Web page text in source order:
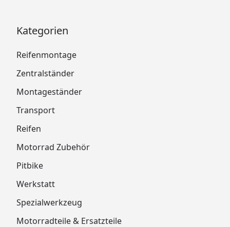
Kategorien
Reifenmontage
Zentralständer
Montageständer
Transport
Reifen
Motorrad Zubehör
Pitbike
Werkstatt
Spezialwerkzeug
Motorradteile & Ersatzteile